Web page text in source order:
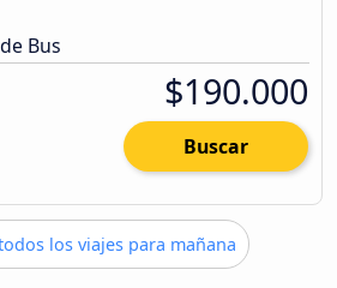
Bus
$190.000
Buscar
los viajes para mañana